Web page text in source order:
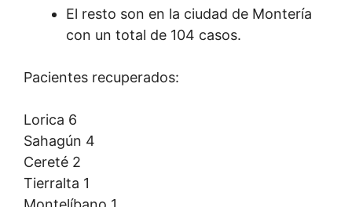
El resto son en la ciudad de Montería
con un total de 104 casos.
Pacientes recuperados:
Lorica 6
Sahagún 4
Cereté 2
Tierralta 1